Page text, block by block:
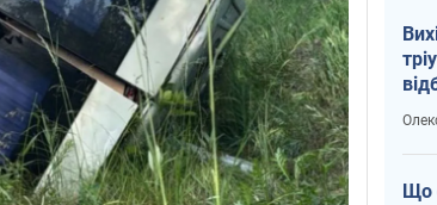
Що